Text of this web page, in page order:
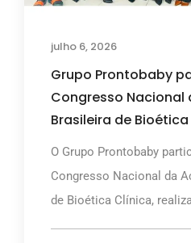
julho 6, 2026
Grupo Prontobaby
Congresso Nacional
Brasileira de
O Grupo Prontobaby
Congresso Nacional da
de Bioética Clínica,